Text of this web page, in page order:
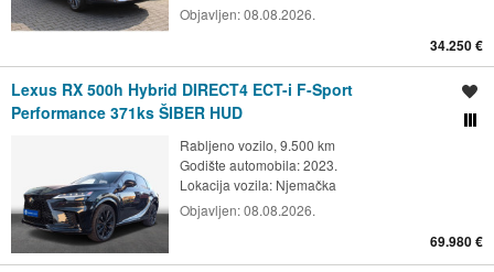
Objavljen:08.08.2026.
34.250 €
Lexus RX 500h Hybrid DIRECT4 ECT-i F-Sport
Performance 371ks ŠIBER HUD
Rabljeno vozilo, 9.500 km
Godište automobila: 2023.
Lokacija vozila: Njemačka
Objavljen:08.08.2026.
69.980 €